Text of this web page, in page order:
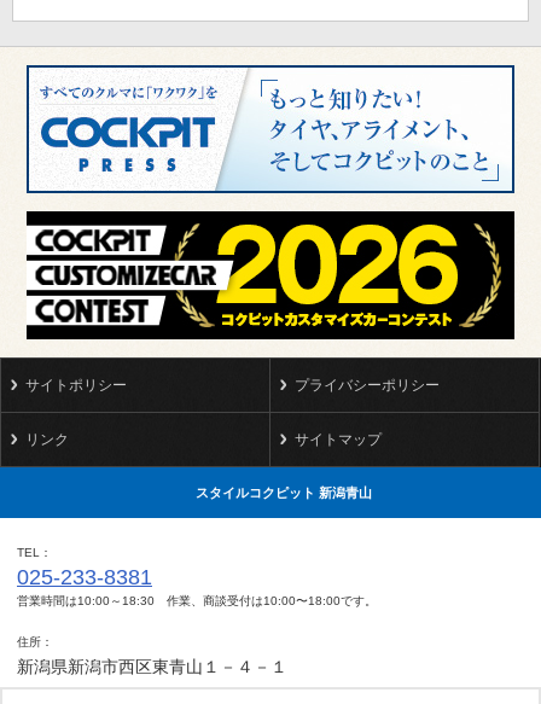
サイトポリシー プライバシーポリシー
リンク サイトマップ
スタイルコクピット 新潟青山
TEL
025-233-8381
営業時間は10:00～18:30 作業、商談受付は10:00〜18:00です。
住所
新潟県新潟市西区東青山１－４－１